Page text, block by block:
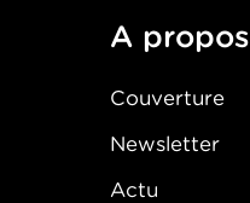
A propos
Couverture
Newsletter
Actu